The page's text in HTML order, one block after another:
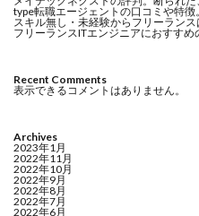
type転職エージェントの口コミや特
スキル無し・未経験からフリーラン
フリーランスITエンジニアにおすす
Recent Comments
表示できるコメントはありません。
Archives
2023年1月
2022年11月
2022年10月
2022年9月
2022年8月
2022年7月
2022年6月